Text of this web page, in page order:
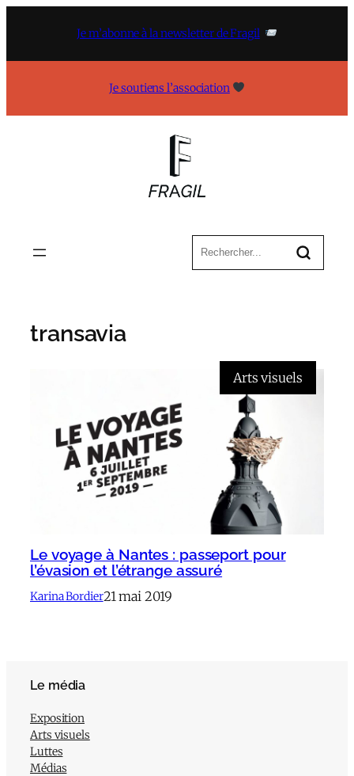
Je m’abonne à la newsletter de Fragil
Je soutiens l’association
transavia
Arts visuels
Le voyage à Nantes : passeport pour
l’évasion et l’étrange assuré
Karina Bordier21 mai 2019
Le média
Exposition
Arts visuels
Luttes
Médias